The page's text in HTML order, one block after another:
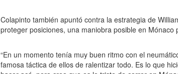
Colapinto también apuntó contra la estrategia de
proteger posiciones, una maniobra posible en
“En un momento tenía muy buen ritmo con el
famosa táctica de ellos de ralentizar todo. Es lo que